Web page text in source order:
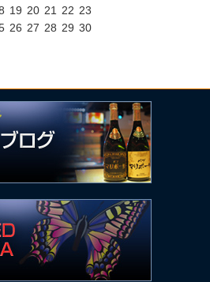
19 20 21 22 23
26 27 28 29 30